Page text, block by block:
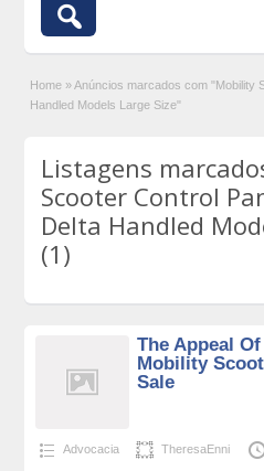
Home » Anúncios marcados com "Mobility
Handled Models Large Size"
Listagens
Scooter Control
Delta Handled
(1)
The Appeal
Mobility
Sale
Advocacia TheresaEnni